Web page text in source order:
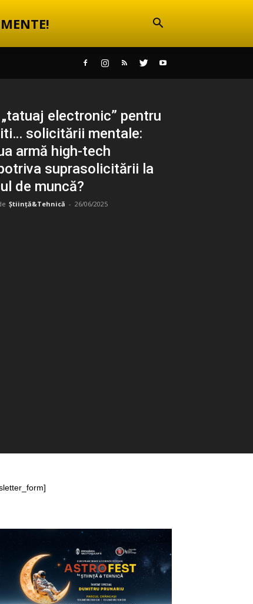
„tatuaj electronic” pentru
solicitării mentale:
armă high-tech
suprasolicitării la
de muncă?
Știință&Tehnică - 26/06/2025